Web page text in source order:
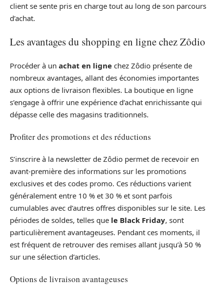
client se sente pris en charge tout au long de son parcours
d’achat.
Les avantages du shopping en ligne chez Zôdio
Procéder à un achat en ligne chez Zôdio présente de
nombreux avantages, allant des économies importantes
aux options de livraison flexibles. La boutique en ligne
s’engage à offrir une expérience d’achat enrichissante qui
dépasse celle des magasins traditionnels.
Profiter des promotions et des réductions
S’inscrire à la newsletter de Zôdio permet de recevoir en
avant-première des informations sur les promotions
exclusives et des codes promo. Ces réductions varient
généralement entre 10 % et 30 % et sont parfois
cumulables avec d’autres offres disponibles sur le site. Les
périodes de soldes, telles que le Black Friday, sont
particulièrement avantageuses. Pendant ces moments, il
est fréquent de retrouver des remises allant jusqu’à 50 %
sur une sélection d’articles.
Options de livraison avantageuses